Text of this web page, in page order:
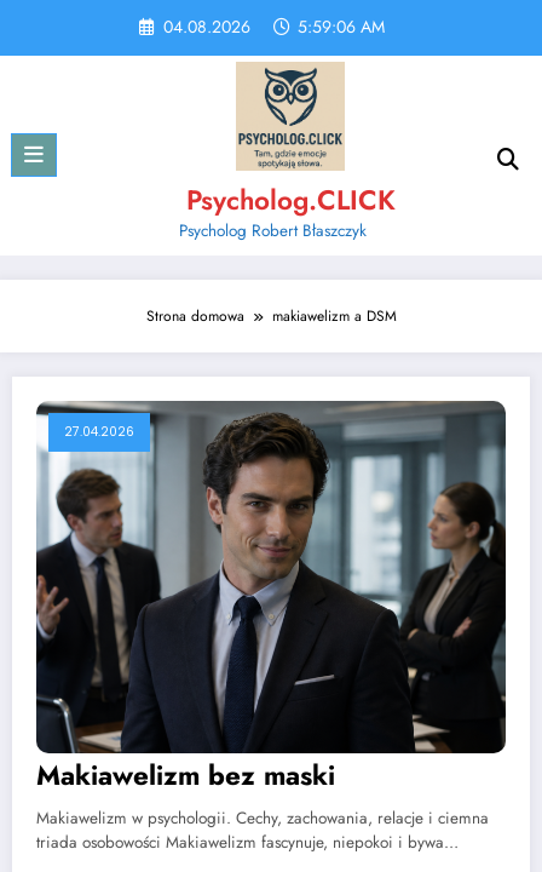
content
04.08.2026 5:59:06 AM
Psycholog.CLICK
Psycholog Robert Błaszczyk
Strona domowa makiawelizm a DSM
27.04.2026
Makiawelizm bez maski
Makiawelizm w psychologii. Cechy, zachowania, relacje i ciemna
triada osobowości Makiawelizm fascynuje, niepokoi i bywa…